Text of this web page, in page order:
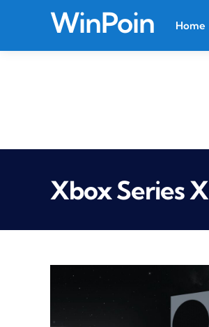
WinPoin Home
Xbox Series X